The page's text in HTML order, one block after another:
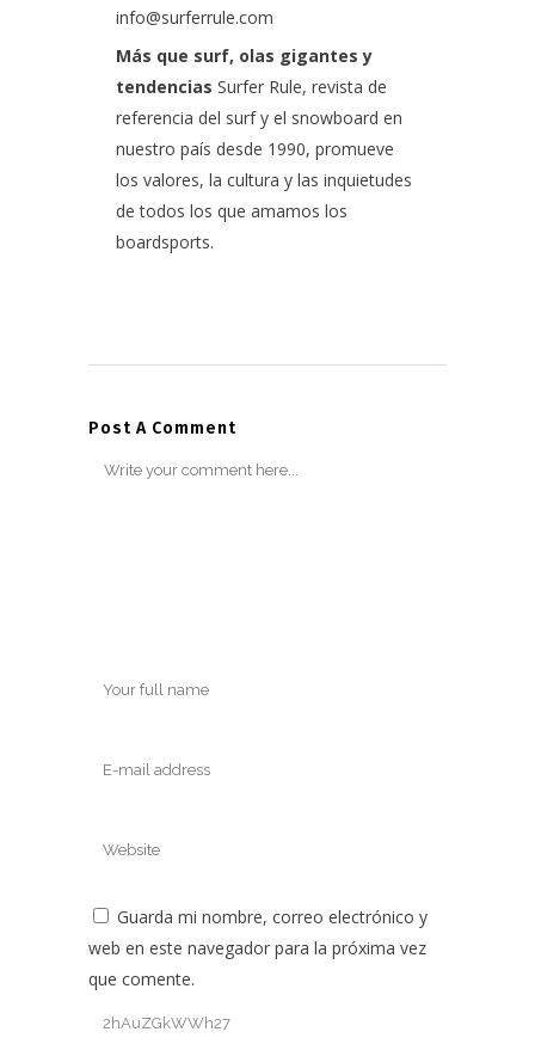
info@surferrule.com
Más que surf, olas gigantes y
tendencias Surfer Rule, revista de
referencia del surf y el snowboard en
nuestro país desde 1990, promueve
los valores, la cultura y las inquietudes
de todos los que amamos los
boardsports.
Post A Comment
Guarda mi nombre, correo electrónico y
web en este navegador para la próxima vez
que comente.